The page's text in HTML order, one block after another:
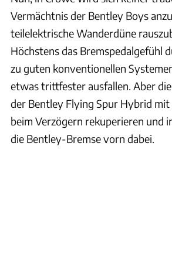
Vermächtnis der Bentley Boys
teilelektrische Wanderdüne
Höchstens das Bremspedalgefühl
zu guten konventionellen
etwas trittfester ausfallen. Aber
der Bentley Flying Spur Hybrid mit
beim Verzögern rekuperieren und
die Bentley-Bremse vorn dabei.